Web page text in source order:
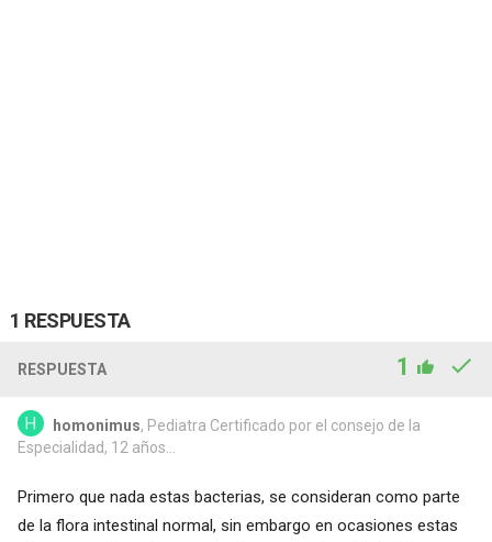
1 RESPUESTA
RESPUESTA 1
homonimus, Pediatra Certificado por el consejo de la
Especialidad, 12 años...
Primero que nada estas bacterias, se consideran como parte
de la flora intestinal normal, sin embargo en ocasiones estas